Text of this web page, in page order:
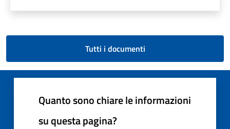
Tutti i documenti
Quanto sono chiare le informazioni
su questa pagina?